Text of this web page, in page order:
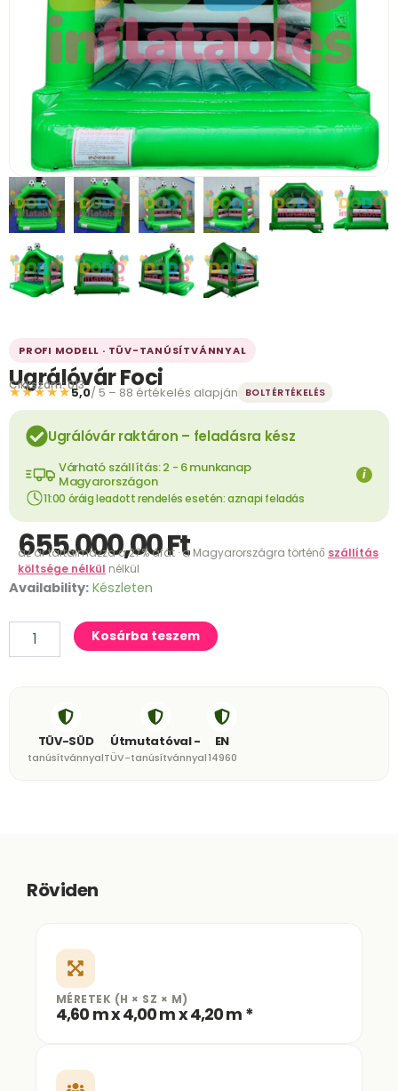
PROFI MODELL · TÜV-TANÚSÍTVÁNNYAL
Ugrálóvár Foci
Cikkszám: 013
★★★★★5,0/ 5 – 88 értékelés alapján BOLTÉRTÉKELÉS
Ugrálóvár raktáron – feladásra kész
Várható szállítás: 2 - 6 munkanap
Magyarországon
i
11:00 óráig leadott rendelés esetén: aznapi feladás
655.000,00Ft
az ár tartalmazza a 27% áfát · a Magyarországra történő szállítás
költsége nélkül nélkül
Availability: Készleten
Ugrálóvár
mennyiség
Kosárba teszem
TÜV-SÜD
tanúsítvánnyal
Útmutatóval -
TÜV-tanúsítvánnyal
EN
14960
Röviden
MÉRETEK (H × SZ × M)
4,60 m x 4,00 m x 4,20 m *